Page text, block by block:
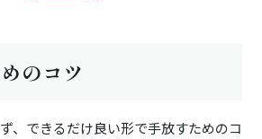
のコツ
、できるだけ良い形で手放すためのコ